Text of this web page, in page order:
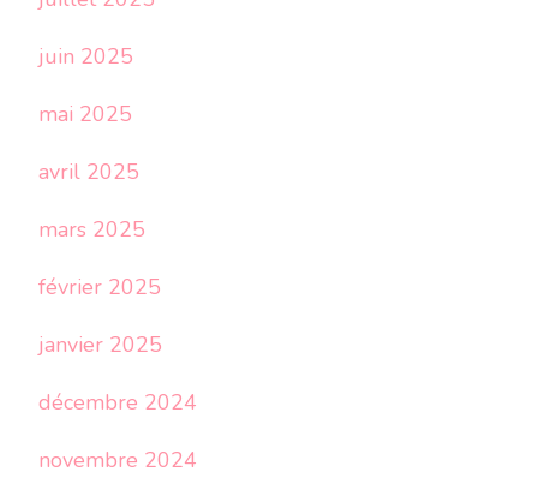
juin 2025
mai 2025
avril 2025
mars 2025
février 2025
janvier 2025
décembre 2024
novembre 2024